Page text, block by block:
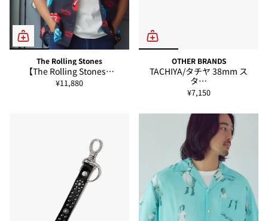
The Rolling Stones
【The Rolling Stones…
¥11,880
OTHER BRANDS
TACHIYA/タチヤ 38mm ス
タ…
¥7,150